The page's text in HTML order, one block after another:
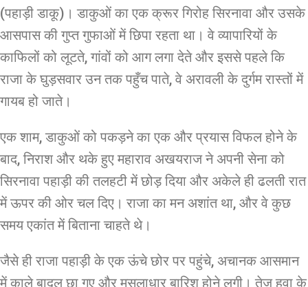
(पहाड़ी डाकू)। डाकुओं का एक क्रूर गिरोह सिरनावा और उसके
आसपास की गुप्त गुफाओं में छिपा रहता था। वे व्यापारियों के
काफिलों को लूटते, गांवों को आग लगा देते और इससे पहले कि
राजा के घुड़सवार उन तक पहुँच पाते, वे अरावली के दुर्गम रास्तों में
गायब हो जाते।
एक शाम, डाकुओं को पकड़ने का एक और प्रयास विफल होने के
बाद, निराश और थके हुए महाराव अखयराज ने अपनी सेना को
सिरनावा पहाड़ी की तलहटी में छोड़ दिया और अकेले ही ढलती रात
में ऊपर की ओर चल दिए। राजा का मन अशांत था, और वे कुछ
समय एकांत में बिताना चाहते थे।
जैसे ही राजा पहाड़ी के एक ऊंचे छोर पर पहुंचे, अचानक आसमान
में काले बादल छा गए और मूसलाधार बारिश होने लगी। तेज हवा के